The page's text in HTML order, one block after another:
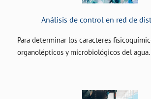
Análisis de control en red de
Para determinar los caracteres
organolépticos y microbiológicos del agua.